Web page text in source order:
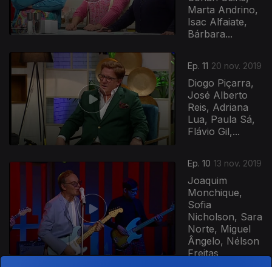
Marta Andrino,
Isac Alfaiate,
Bárbara...
Ep. 11 20 nov. 2019
Diogo Piçarra,
José Alberto
Reis, Adriana
Lua, Paula Sá,
Flávio Gil,...
Ep. 10 13 nov. 2019
Joaquim
Monchique,
Sofia
Nicholson, Sara
Norte, Miguel
Ângelo, Nélson
Freitas